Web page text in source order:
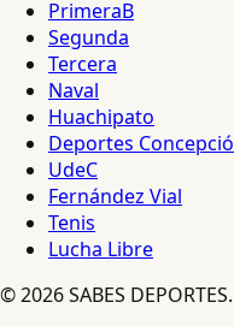
PrimeraB
Segunda
Tercera
Naval
Huachipato
Deportes
UdeC
Fernández Vial
Tenis
Lucha Libre
© 2026 SABES